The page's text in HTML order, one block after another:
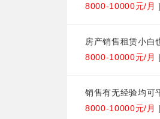
8000-10000元/月
房产销售租赁小白
8000-10000元/月
销售有无经验均可
8000-10000元/月